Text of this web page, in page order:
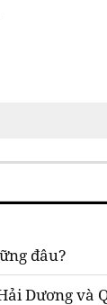
đâu?
Dương và